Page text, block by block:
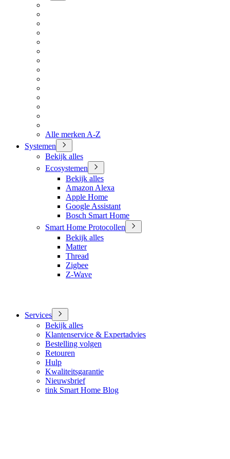
Alle merken A-Z
Systemen
Bekijk alles
Ecosystemen
Bekijk alles
Amazon Alexa
Apple Home
Google Assistant
Bosch Smart Home
Smart Home Protocollen
Bekijk alles
Matter
Thread
Zigbee
Z-Wave
Services
Bekijk alles
Klantenservice & Expertadvies
Bestelling volgen
Retouren
Hulp
Kwaliteitsgarantie
Nieuwsbrief
tink Smart Home Blog